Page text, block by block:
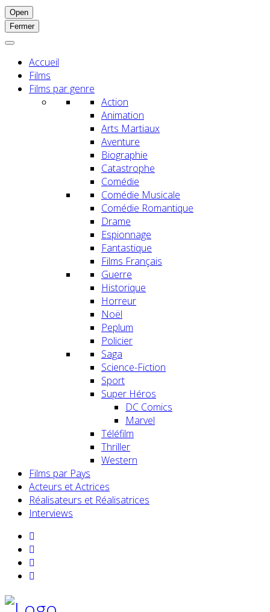
Open
Fermer
Accueil
Films
Films par genre
Action
Animation
Arts Martiaux
Aventure
Biographie
Catastrophe
Comédie
Comédie Musicale
Comédie Romantique
Drame
Espionnage
Fantastique
Films Français
Guerre
Historique
Horreur
Noël
Peplum
Policier
Saga
Science-Fiction
Sport
Super Héros
DC Comics
Marvel
Téléfilm
Thriller
Western
Films par Pays
Acteurs et Actrices
Réalisateurs et Réalisatrices
Interviews